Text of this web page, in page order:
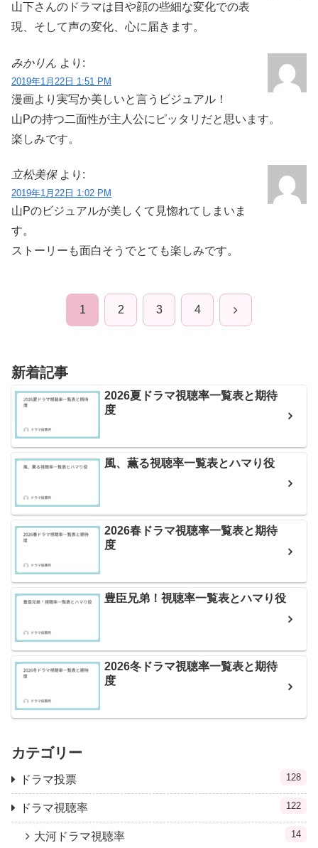
山下さんのドラマは目や顔の些細な変化での表
現、そして声の変化、心に届きます。
みかりん より:
2019年1月22日 1:51 PM
漫画より実写か美しいと言うビジュアル！
山Pの持つ二面性が主人公にピッタリだと思います。
楽しみです。
立松美保 より:
2019年1月22日 1:02 PM
山Pのビジュアルが美しくて見惚れてしまいま
す。
ストーリーも面白そうでとても楽しみです。
1 2 3 4 次
新着記事
2026夏ドラマ視聴率一覧表と期待
度
風、薫る視聴率一覧表とハマり役
2026春ドラマ視聴率一覧表と期待
度
豊臣兄弟！視聴率一覧表とハマり役
2026冬ドラマ視聴率一覧表と期待
度
カテゴリー
ドラマ投票 128
ドラマ視聴率 122
大河ドラマ視聴率 14